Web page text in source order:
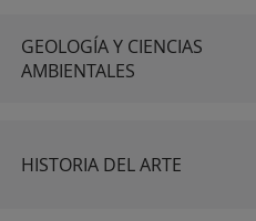
GEOLOGÍA Y CIENCIAS
AMBIENTALES
HISTORIA DEL ARTE